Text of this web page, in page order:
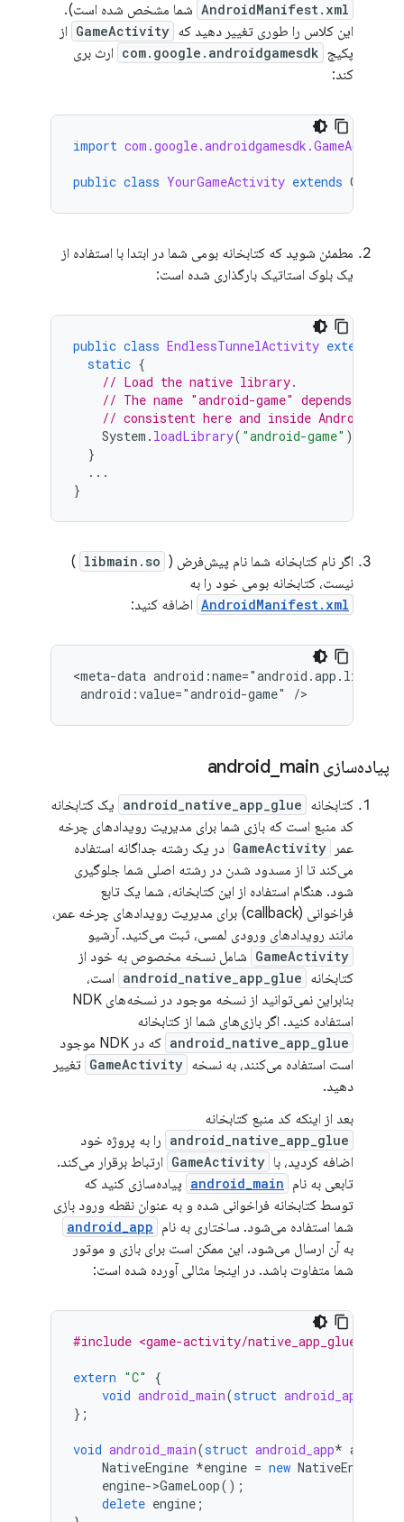
AndroidManifest.xml شما مشخص شده است).
این کلاس را طوری تغییر دهید که GameActivity از
پکیج com.google.androidgamesdk ارث بری
کند:
import com.google.androidgamesdk.GameActivity
public class YourGameActivity extends
مطمئن شوید که کتابخانه بومی شما در ابتدا با استفاده از
یک بلوک استاتیک بارگذاری شده است:
public class EndlessTunnelActivity extends
static {
// Load the native library.
// The name "android-game" depends on
// consistent here and inside
System . loadLibrary( "android-game" );
}
...
}
اگر نام کتابخانه شما نام پیش‌فرض ( libmain.so
)
نیست، کتابخانه بومی خود را به
AndroidManifest.xml اضافه کنید:
<meta-data
پیاده‌سازی android _ main
کتابخانه android_native_app_glue یک کتابخانه
کد منبع است که بازی شما برای مدیریت رویدادهای چرخه
عمر
GameActivity در یک رشته جداگانه استفاده
می‌کند تا از مسدود شدن در رشته اصلی شما جلوگیری
شود. هنگام استفاده از این کتابخانه، شما یک تابع
فراخوانی (callback) برای مدیریت رویدادهای چرخه عمر،
مانند رویدادهای ورودی لمسی، ثبت می‌کنید. آرشیو
GameActivity شامل نسخه مخصوص به خود از
کتابخانه android_native_app_glue است،
بنابراین نمی‌توانید از نسخه موجود در نسخه‌های NDK
استفاده کنید. اگر بازی‌های شما از کتابخانه
android_native_app_glue
که در NDK موجود
است استفاده می‌کنند، به نسخه GameActivity تغییر
دهید.
بعد از اینکه کد منبع کتابخانه
android_native_app_glue را به پروژه خود
اضافه کردید، با GameActivity ارتباط برقرار می‌کند.
تابعی به نام android_main پیاده‌سازی کنید که
توسط کتابخانه فراخوانی شده و به عنوان نقطه ورود بازی
شما استفاده می‌شود. ساختاری به نام android_app
به آن ارسال می‌شود. این ممکن است برای بازی و موتور
شما متفاوت باشد. در اینجا مثالی آورده شده است:
#include <game-activity/native_app_glue/
extern "C"
{
void android_main(struct android_app
};
void android_main(struct android_app* app
NativeEngine *engine = new NativeEngine
engine->GameLoop();
delete engine ;